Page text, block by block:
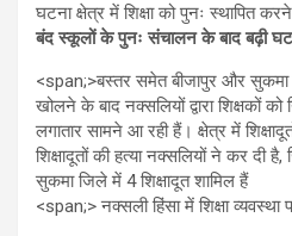
घटना क्षेत्र में शिक्षा को पुनः स्थापित
बंद स्कूलों के पुनः संचालन के बाद बढ़ी
<span;>बस्तर समेत बीजापुर और सुकमा
खोलने के बाद नक्सलियों द्वारा शिक्षकों
लगातार सामने आ रही हैं। क्षेत्र में
शिक्षादूतों की हत्या नक्सलियों ने कर दी
सुकमा जिले में 4 शिक्षादूत शामिल हैं
<span;> नक्सली हिंसा में शिक्षा व्यवस्था